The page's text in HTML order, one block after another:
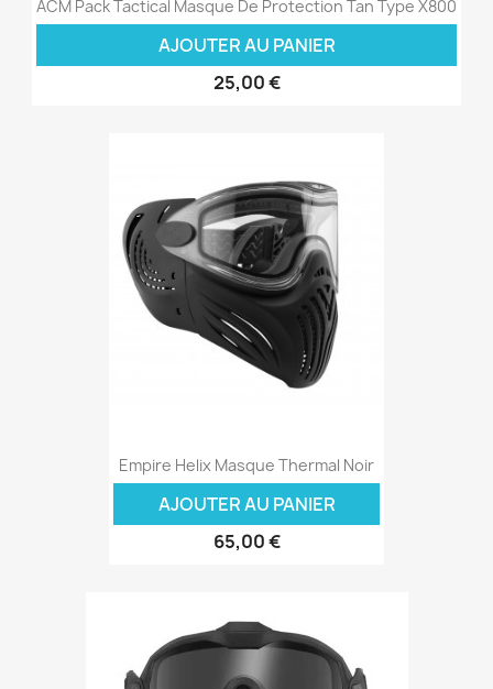
ACM Pack Tactical Masque De Protection Tan Type X800
AJOUTER AU PANIER
25,00 €
Empire Helix Masque Thermal Noir
AJOUTER AU PANIER
65,00 €